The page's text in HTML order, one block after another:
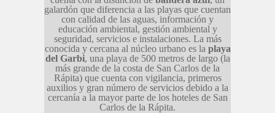
galardón que diferencia a las playas que cuentan
con calidad de las aguas, información y
educación ambiental, gestión ambiental y
seguridad, servicios e instalaciones. La más
conocida y cercana al núcleo urbano es la playa
del Garbi, una playa de 500 metros de largo (la
más grande de la costa de San Carlos de la
Rápita) que cuenta con vigilancia, primeros
auxilios y gran número de servicios debido a la
cercanía a la mayor parte de los hoteles de San
Carlos de la Rápita.